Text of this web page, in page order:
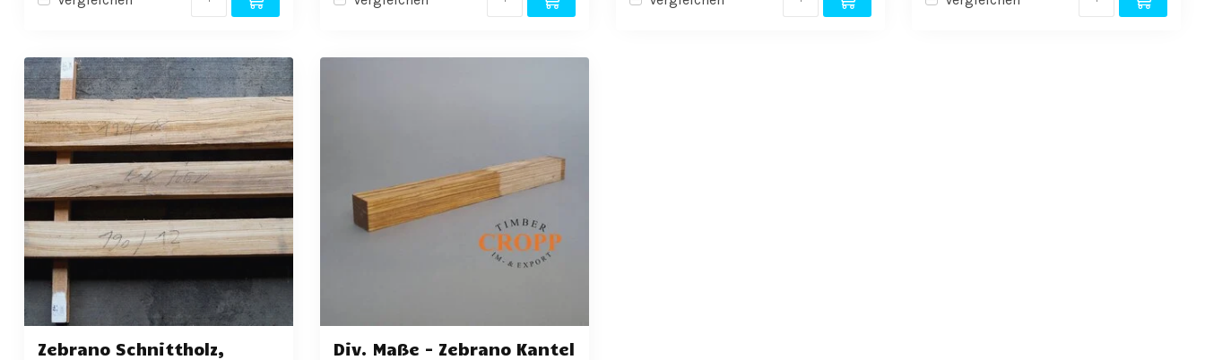
Zebrano Schnittholz,
Div. Maße - Zebrano Kantel